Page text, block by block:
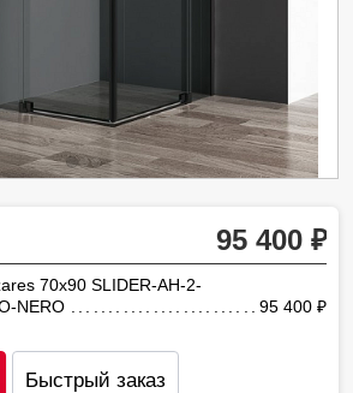
95 400
70х90 SLIDER-AH-2-
NERO
95 400
Быстрый заказ